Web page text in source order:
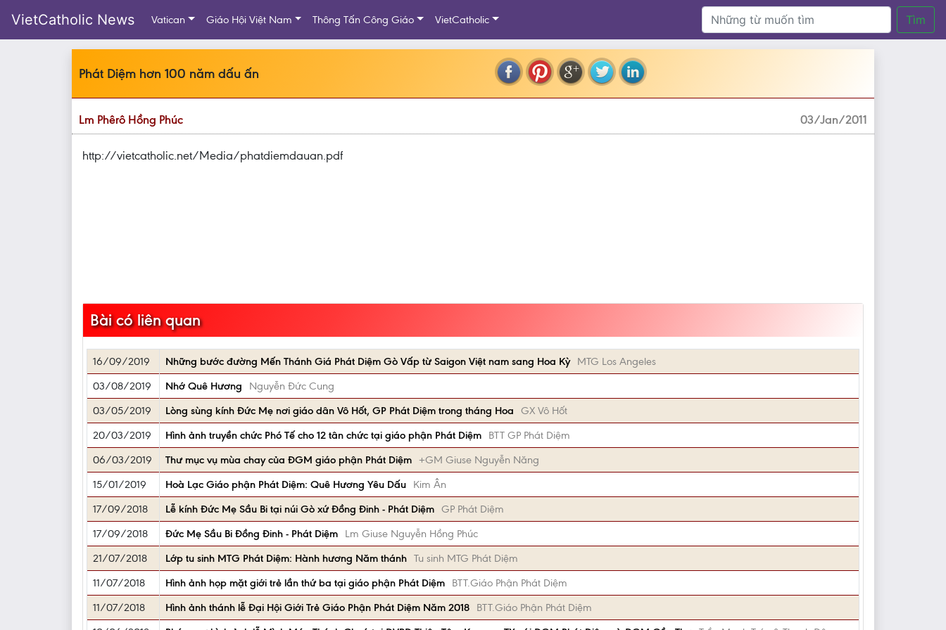
VietCatholic News Vatican Giáo Hội Việt Nam Thông Tấn Công Giáo VietCatholic Tìm
Phát Diệm hơn 100 năm dấu ấn
Lm Phêrô Hồng Phúc 03/Jan/2011
http://vietcatholic.net/Media/phatdiemdauan.pdf
Bài có liên quan
16/09/2019 Những bước đường Mến Thánh Giá Phát Diệm Gò Vấp từ Saigon Việt nam sang Hoa Kỳ
MTG Los Angeles
03/08/2019
Nhớ Quê Hương
Nguyễn Đức Cung
03/05/2019
Lòng sùng kính Đức Mẹ nơi giáo dân Vô Hốt, GP Phát Diệm trong tháng Hoa
GX Vô Hốt
20/03/2019
Hình ảnh truyền chức Phó Tế cho 12 tân chức tại giáo phận Phát Diệm
BTT GP Phát Diệm
06/03/2019
Thư mục vụ mùa chay của ĐGM giáo phận Phát Diệm +GM Giuse Nguyễn Năng
15/01/2019
Hoà Lạc Giáo phận Phát Diệm: Quê Hương Yêu Dấu
Kim Ân
17/09/2018
Lễ kính Đức Mẹ Sầu Bi tại núi Gò xứ Đồng Đinh - Phát Diệm GP Phát Diệm
17/09/2018
Đức Mẹ Sầu Bi Đồng Đinh - Phát Diệm
Lm Giuse Nguyễn Hồng Phúc
21/07/2018
Lớp tu sinh MTG Phát Diệm: Hành hương Năm thánh Tu sinh MTG Phát Diệm
11/07/2018
Hình ảnh họp mặt giới trẻ lần thứ ba tại giáo phận Phát Diệm
BTT.Giáo Phận Phát Diệm
11/07/2018
Hình ảnh thánh lễ Đại Hội Giới Trẻ Giáo Phận Phát Diệm Năm 2018
BTT.Giáo Phận Phát Diệm